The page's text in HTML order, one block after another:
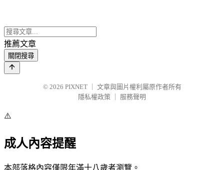
推薦文章
關閉搜尋
© 2026 PIXNET
文章與圖片權利屬原作者所有
隱私權政策
服務聲明
⚠️
成人內容提醒
本部落格內容僅限年滿十八歲者瀏覽。